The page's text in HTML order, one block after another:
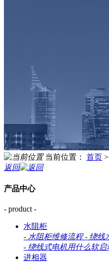
当前位置： 首页 >
返回
产品中心
- product -
水阻柜
- 水阻柜维修流程 - 绕线
- 绕线式电机用什么软
进相器